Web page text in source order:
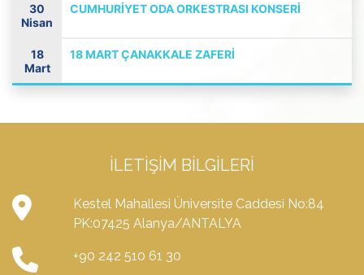
30
Nisan
CUMHURIYET ODA ORKESTRASI KONSERI
18
Mart
18 MART ÇANAKKALE ZAFERI
İLETIŞIM BILGILERI
Kestel Mahallesi Üniversite Caddesi No:84
PK:07425 Alanya/ANTALYA
+90 242 510 61 30